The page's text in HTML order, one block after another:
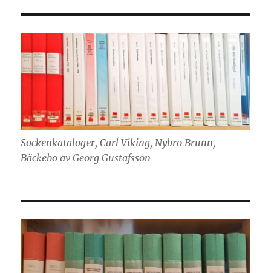
Sockenkataloger, Carl Viking, Nybro Brunn,
Bäckebo av Georg Gustafsson